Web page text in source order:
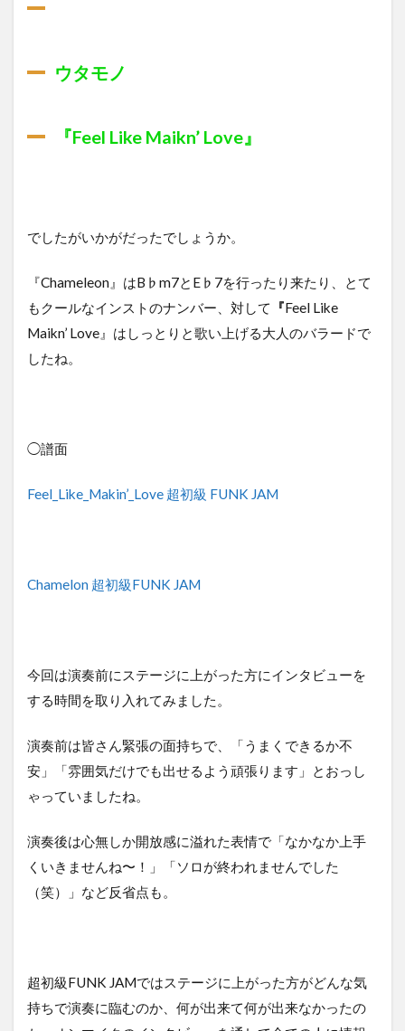
ウタモノ
『Feel Like Maikn’ Love』
でしたがいかがだったでしょうか。
『Chameleon』はB♭m7とE♭7を行ったり来たり、とて
もクールなインストのナンバー、対して
『Feel Like
Maikn’ Love』はしっとりと歌い上げる大人のバラードで
したね。
◯譜面
Feel_Like_Makin’_Love 超初級 FUNK JAM
Chamelon 超初級FUNK JAM
今回は演奏前にステージに上がった方にインタビューを
する時間を取り入れてみました。
演奏前は皆さん緊張の面持ちで、「うまくできるか不
安」「雰囲気だけでも出せるよう頑張ります」とおっし
ゃっていましたね。
演奏後は心無しか開放感に溢れた表情で「なかなか上手
くいきませんね〜！」「ソロが終われませんでした
（笑）」など反省点も。
超初級FUNK JAMではステージに上がった方がどんな気
持ちで演奏に臨むのか、何が出来て何が出来なかったの